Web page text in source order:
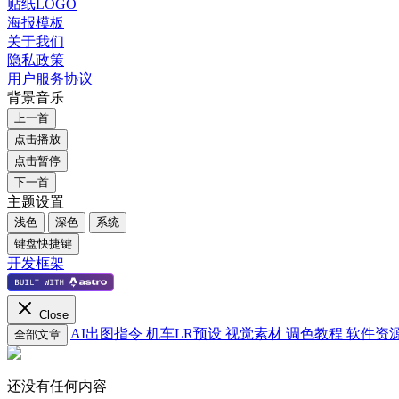
贴纸LOGO
海报模板
关于我们
隐私政策
用户服务协议
背景音乐
上一首
点击播放
点击暂停
下一首
主题设置
浅色 深色
系统
键盘快捷键
开发框架
Close
全部文章
AI出图指令 机车LR预设 视觉素材 调色教程 软件资
还没有任何内容